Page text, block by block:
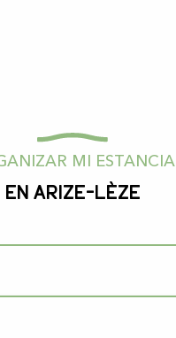
MI ESTANCIA
En Arize-Lèze